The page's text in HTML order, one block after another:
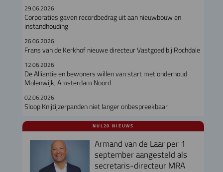
29.06.2026
Corporaties gaven recordbedrag uit aan nieuwbouw en
instandhouding
26.06.2026
Frans van de Kerkhof nieuwe directeur Vastgoed bij Rochdale
12.06.2026
De Alliantie en bewoners willen van start met onderhoud
Molenwijk, Amsterdam Noord
02.06.2026
Sloop Knijtijzerpanden niet langer onbespreekbaar
NUL20 NIEUWS
Armand van de Laar per 1
september aangesteld als
secretaris-directeur MRA